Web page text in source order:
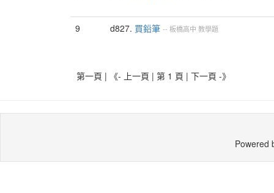
9 d827. 買鉛筆 -- 板橋高中 教學題
第一頁 | 《- 上一頁 | 第 1 頁 | 下一頁 -》
Powered